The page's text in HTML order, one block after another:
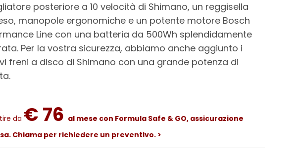
posteriore a 10 velocità di Shimano, un reggisella
manopole ergonomiche e un potente motore Bosch
Line con una batteria da 500Wh splendidamente
Per la vostra sicurezza, abbiamo anche aggiunto i
freni a disco di Shimano con una grande potenza di
da € 76 al mese con Formula Safe & GO, assicurazione
Chiama per richiedere un preventivo. >